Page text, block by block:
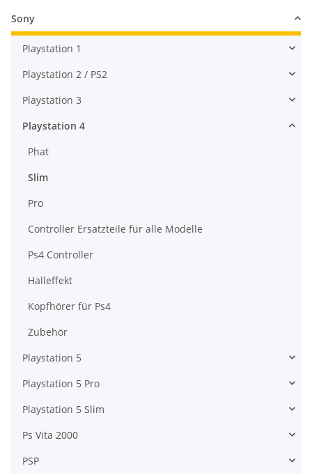
Sony
Playstation 1
Playstation 2 / PS2
Playstation 3
Playstation 4
Phat
Slim
Pro
Controller Ersatzteile für alle Modelle
Ps4 Controller
Halleffekt
Kopfhörer für Ps4
Zubehör
Playstation 5
Playstation 5 Pro
Playstation 5 Slim
Ps Vita 2000
PSP